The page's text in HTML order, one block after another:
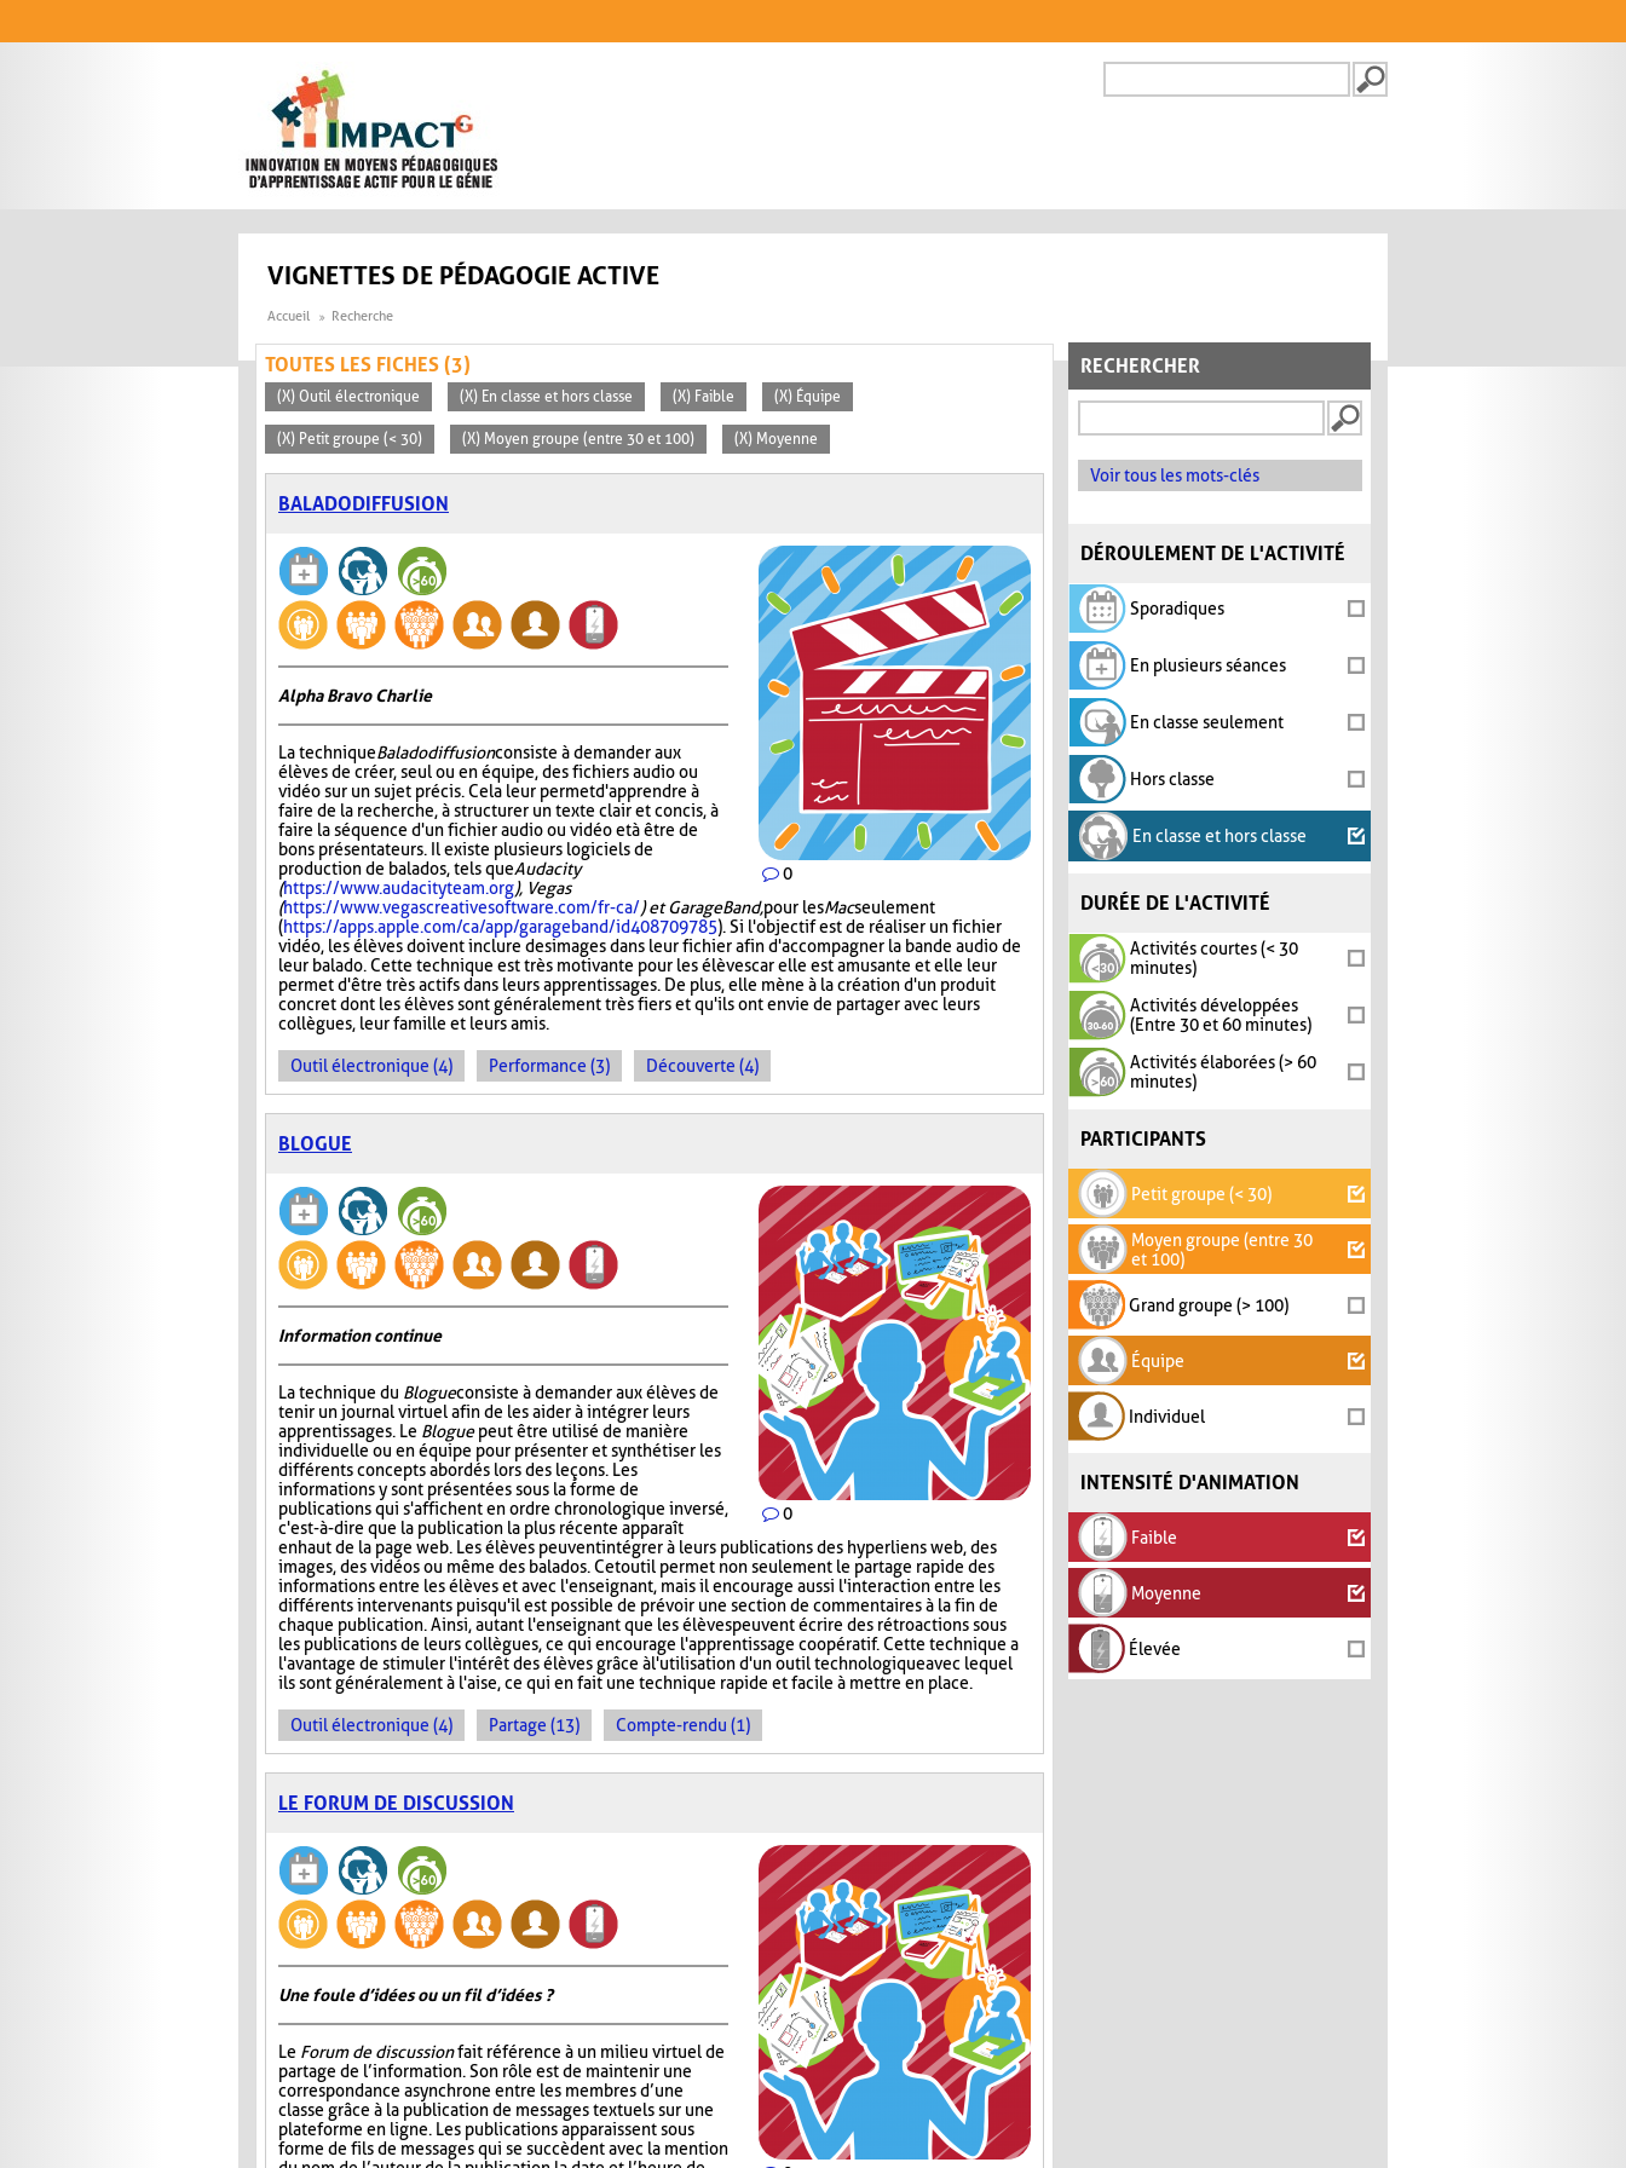
FORMULAIRE DE
VIGNETTES DE PÉDAGOGIE ACTIVE
Accueil Recherche
RECHERCHER
Voir tous les mots-clés
DÉROULEMENT DE L'ACTIVITÉ
Sporadiques
En plusieurs séances
En classe seulement
Hors classe
En classe et hors classe
DURÉE DE L'ACTIVITÉ
Activités courtes (< 30
minutes)
Activités développées
(Entre 30 et 60 minutes)
Activités élaborées (> 60
minutes)
PARTICIPANTS
Petit groupe (< 30)
Moyen groupe (entre 30
et 100)
Grand groupe (> 100)
Équipe
Individuel
INTENSITÉ D'ANIMATION
Faible
Moyenne
Élevée
TOUTES LES FICHES (3)
(X) Outil électronique (X) En classe et hors classe (X) Faible (X) Équipe
(X) Petit groupe (< 30) (X) Moyen groupe (entre 30 et 100) (X) Moyenne
BALADODIFFUSION
0
Alpha Bravo Charlie
La techniqueBaladodiffusionconsiste à demander aux
élèves de créer, seul ou en équipe, des fichiers audio ou
vidéo sur un sujet précis. Cela leur permet d'apprendre à
faire de la recherche, à structurer un texte clair et concis, à
faire la séquence d'un fichier audio ou vidéo et à être de
bons présentateurs. Il existe plusieurs logiciels de
production de balados, tels queAudacity
(https://www.audacityteam.org), Vegas
(https://www.vegascreativesoftware.com/fr-ca/) et GarageBand,pour lesMacseulement
(https://apps.apple.com/ca/app/garageband/id408709785). Si l'objectif est de réaliser un fichier
vidéo, les élèves doivent inclure des images dans leur fichier afin d'accompagner la bande audio de
leur balado. Cette technique est très motivante pour les élèves car elle est amusante et elle leur
permet d'être très actifs dans leurs apprentissages. De plus, elle mène à la création d'un produit
concret dont les élèves sont généralement très fiers et qu'ils ont envie de partager avec leurs
collègues, leur famille et leurs amis.
Outil électronique (4) Performance (3) Découverte (4)
BLOGUE
0
Information continue
La technique du Blogueconsiste à demander aux élèves de
tenir un journal virtuel afin de les aider à intégrer leurs
apprentissages. Le Bloguepeut être utilisé de manière
individuelle ou en équipe pour présenter et synthétiser les
différents concepts abordés lors des leçons. Les
informations y sont présentées sous la forme de
publications qui s'affichent en ordre chronologique inversé,
c'est-à-dire que la publication la plus récente apparaît
en haut de la page web. Les élèves peuvent intégrer à leurs publications des hyperliens web, des
images, des vidéos ou même des balados. Cet outil permet non seulement le partage rapide des
informations entre les élèves et avec l'enseignant, mais il encourage aussi l'interaction entre les
différents intervenants puisqu'il est possible de prévoir une section de commentaires à la fin de
chaque publication. Ainsi, autant l'enseignant que les élèves peuvent écrire des rétroactions sous
les publications de leurs collègues, ce qui encourage l'apprentissage coopératif. Cette technique a
l'avantage de stimuler l'intérêt des élèves grâce à l'utilisation d'un outil technologique avec lequel
ils sont généralement à l'aise, ce qui en fait une technique rapide et facile à mettre en place.
Outil électronique (4) Partage (13) Compte-rendu (1)
LE FORUM DE DISCUSSION
Une foule d’idées ou un fil d’idées ?
Le Forum de discussionfait référence à un milieu virtuel de
partage de l’information. Son rôle est de maintenir une
correspondance asynchrone entre les membres d’une
classe grâce à la publication de messages textuels sur une
plateforme en ligne. Les publications apparaissent sous
forme de fils de messages qui se succèdent avec la mention